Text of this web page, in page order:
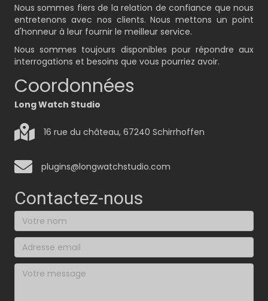
Nous sommes fiers de la relation de confiance que nous
entretenons avec nos clients. Nous mettons un point
d'honneur à leur fournir le meilleur service.
Nous sommes toujours disponibles pour répondre aux
interrogations et besoins que vous pourriez avoir.
Coordonnées
Long Watch Studio
16 rue du château, 67240 Schirrhoffen
plugins@longwatchstudio.com
Contactez-nous